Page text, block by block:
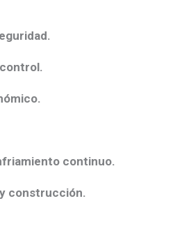
continuo.
construcción.